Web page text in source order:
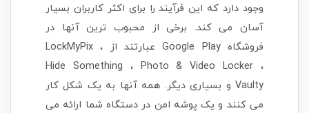
وجود دارد که این فرآیند را برای اکثر کاربران بسیار
آسان می کند. برخی از محبوب ترین آنها در
فروشگاه Google Play عبارتند از LockMyPix ،
Hide Something ، Photo & Video Locker ،
Vaulty و بسیاری دیگر. همه آنها به یک شکل کار
می کنند و یک پوشه امن در دستگاه شما ارائه می